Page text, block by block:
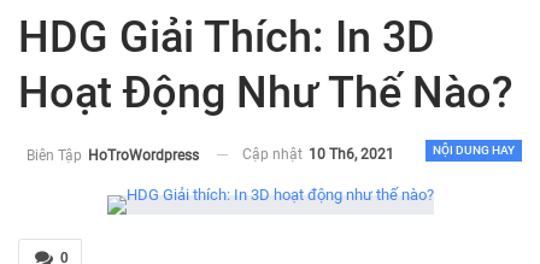
HDG Giải Thích: In 3D
Hoạt Động Như Thế Nào?
NỘI DUNG HAY
Biên Tập HoTroWordpress Cập nhật 10 Th6, 2021
0